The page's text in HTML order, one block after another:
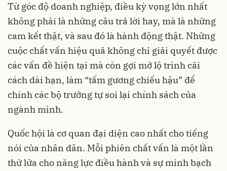
Từ góc độ doanh nghiệp, điều kỳ vọng lớn nhất
không phải là những câu trả lời hay, mà là những
cam kết thật, và sau đó là hành động thật. Những
cuộc chất vấn hiệu quả không chỉ giải quyết được
các vấn đề hiện tại mà còn gợi mở lộ trình cải
cách dài hạn, làm “tấm gương chiếu hậu” để
chính các bộ trưởng tự soi lại chính sách của
ngành mình.
Quốc hội là cơ quan đại diện cao nhất cho tiếng
nói của nhân dân. Mỗi phiên chất vấn là một lần
thử lửa cho năng lực điều hành và sự minh bạch